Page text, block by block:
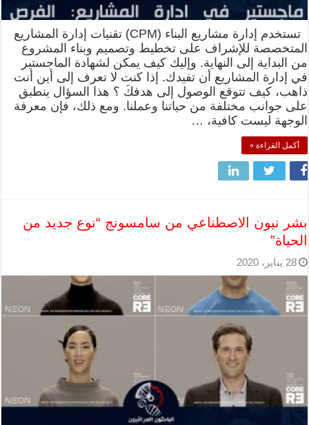
تستخدم إدارة مشاريع البناء (CPM) تقنيات إدارة المشاريع
المتخصصة للإشراف على تخطيط وتصميم وبناء المشروع
من البداية إلى النهاية. وإليك كيف يمكن لشهادة الماجستير
في إدارة المشاريع أن تفيدك. إذا كنت لا تعرف إلى أين أنت
ذاهب، كيف تتوقع الوصول إلى هدفكَ ؟ هذا السؤال ينطبق
على جوانب مختلفة من حياتنا وعملنا. ومع ذلك، فإن معرفة
الوجهة ليست كافية، …
أكمل القراءة »
بشر نيون الاصطناعي من سامسونج “نوع جديد من
الحياة”
28 يناير، 2020